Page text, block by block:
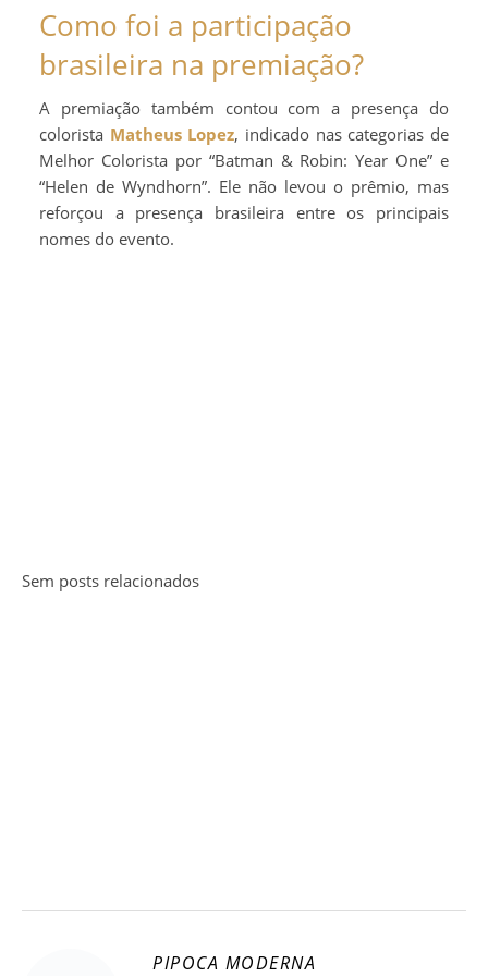
Como foi a participação
brasileira na premiação?
A premiação também contou com a presença do
colorista Matheus Lopez, indicado nas categorias de
Melhor Colorista por “Batman & Robin: Year One” e
“Helen de Wyndhorn”. Ele não levou o prêmio, mas
reforçou a presença brasileira entre os principais
nomes do evento.
Sem posts relacionados
PIPOCA MODERNA